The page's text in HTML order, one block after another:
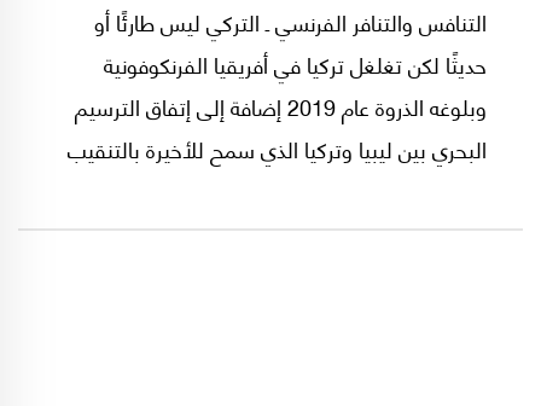
التنافس والتنافر الفرنسي ـ التركي ليس طارئًا أو
حديثًا لكن تغلغل تركيا في أفريقيا الفرنكوفونية
وبلوغه الذروة عام 2019 إضافة إلى إتفاق الترسيم
البحري بين ليبيا وتركيا الذي سمح للأخيرة بالتنقيب
عالية التوتر. ماذا عن لبنان؟